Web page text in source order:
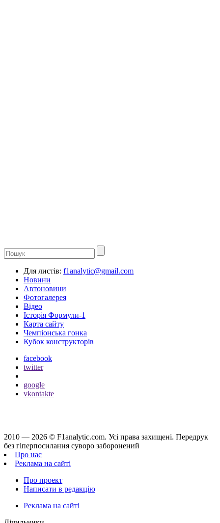
Для листів: f1analytic@gmail.com
Новини
Автоновини
Фотогалерея
Відео
Історія Формули-1
Карта сайту
Чемпіонська гонка
Кубок конструкторів
facebook
twitter
google
vkontakte
2010 — 2026 © F1analytic.com. Усi права захищенi. Передрук
без гіперпосилання суворо заборонений
Про нас
Реклама на сайті
Про проект
Написати в редакцію
Реклама на сайті